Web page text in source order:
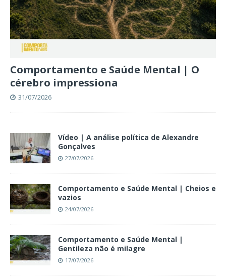
Comportamento e Saúde Mental | O
cérebro impressiona
31/07/2026
Vídeo | A análise política de Alexandre
Gonçalves
27/07/2026
Comportamento e Saúde Mental | Cheios e
vazios
24/07/2026
Comportamento e Saúde Mental |
Gentileza não é milagre
17/07/2026